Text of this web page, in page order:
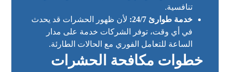
تنافسية.
خدمة طوارئ 24/7:
لأن ظهور الحشرات قد يحدث
في أي وقت، توفر الشركات خدمة على مدار
الساعة للتعامل الفوري مع الحالات الطارئة.
خطوات مكافحة الحشرات